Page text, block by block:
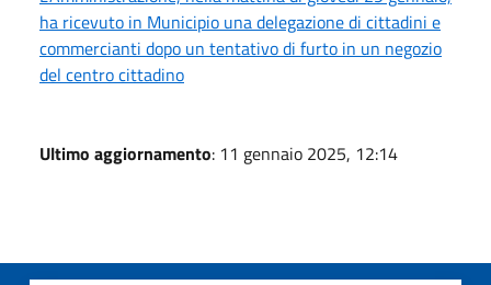
ha ricevuto in Municipio una delegazione di cittadini e
commercianti dopo un tentativo di furto in un negozio
del centro cittadino
Ultimo aggiornamento: 11 gennaio 2025, 12:14